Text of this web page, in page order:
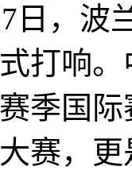
日，波
打响
季国
赛，